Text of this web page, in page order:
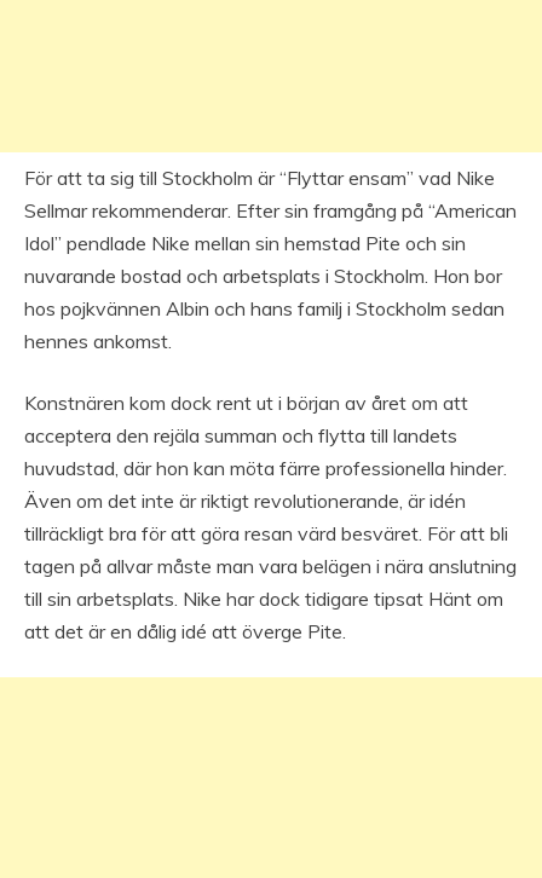
För att ta sig till Stockholm är “Flyttar ensam” vad Nike
Sellmar rekommenderar. Efter sin framgång på “American
Idol” pendlade Nike mellan sin hemstad Pite och sin
nuvarande bostad och arbetsplats i Stockholm. Hon bor
hos pojkvännen Albin och hans familj i Stockholm sedan
hennes ankomst.
Konstnären kom dock rent ut i början av året om att
acceptera den rejäla summan och flytta till landets
huvudstad, där hon kan möta färre professionella hinder.
Även om det inte är riktigt revolutionerande, är idén
tillräckligt bra för att göra resan värd besväret. För att bli
tagen på allvar måste man vara belägen i nära anslutning
till sin arbetsplats. Nike har dock tidigare tipsat Hänt om
att det är en dålig idé att överge Pite.